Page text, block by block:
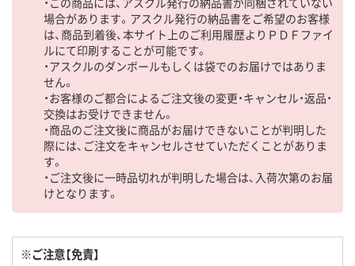
場合があります。アスクル発行の納品書をご希望のお客様
は、商品到着後、本サイト上のご利用履歴よりＰＤＦファイ
ルにて印刷することが可能です。
・アスクルのダンボールもしくは袋でのお届けではありま
せん。
・お客様のご都合によるご注文後の変更・キャンセル・返品・
交換はお受けできません。
・商品のご注文後に商品がお届けできないことが判明した
際には、ご注文をキャンセルさせていただくことがありま
す。
・ご注文後に一時品切れが判明した場合は、入荷次第のお届
けとなります。
※ご注意【免責】